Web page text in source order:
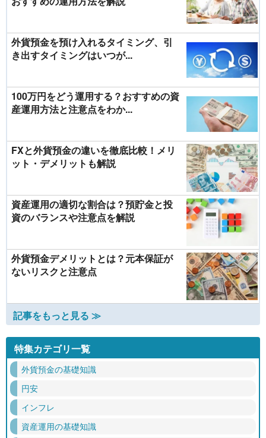
外貨預金を預け入れるタイミング、引
き出すタイミングはいつが...
100万円をどう運用する？おすすめの資
産運用方法と注意点をわか...
FXと外貨預金の違いを徹底比較！メリ
ット・デメリットも解説
資産運用の適切な割合は？預貯金と投
資のバランスや注意点を解説
外貨預金デメリットとは？元本保証が
ないリスクと注意点
記事をもっと見る ≫
特集カテゴリ一覧
外貨預金の基礎知識
円安
インフレ
資産運用の基礎知識